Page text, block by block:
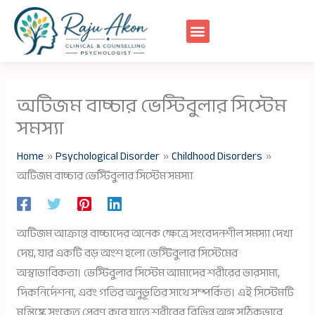
content
অটিজম বাচ্চার ভেস্টিবুলার সিস্টেম
সমস্যা
Home Psychological Disorder
Childhood Disorders
অটিজম বাচ্চার ভেস্টিবুলার সিস্টেম সমস্যা
অটিজম আক্রান্ত বাচ্চাদের অনেক ক্ষেত্রে সংবেদনশীল সমস্যা দেখা
দেয়, যার একটি বড় অংশ হলো ভেস্টিবুলার সিস্টেমের
অস্বাভাবিকতা। ভেস্টিবুলার সিস্টেম আমাদের শরীরের ভারসাম্য,
দিকনির্দেশনা, এবং গতির অনুভূতির সাথে সম্পর্কিত। এই সিস্টেমটি